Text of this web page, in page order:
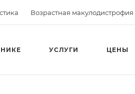
Возрастная макулодистрофия
УСЛУГИ ЦЕНЫ